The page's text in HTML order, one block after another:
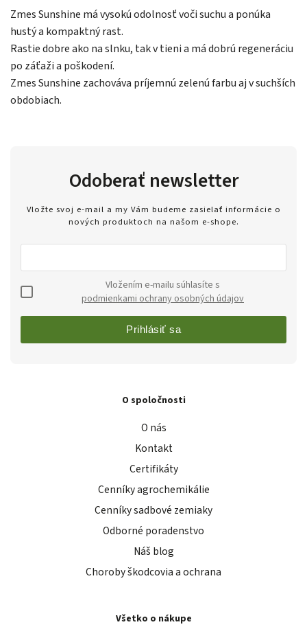
Zmes Sunshine má vysokú odolnosť voči suchu a ponúka
hustý a kompaktný rast.
Rastie dobre ako na slnku, tak v tieni a má dobrú regeneráciu
po záťaži a poškodení.
Zmes Sunshine zachováva príjemnú zelenú farbu aj v suchších
obdobiach.
Odoberať newsletter
Vložte svoj e-mail a my Vám budeme zasielať informácie o
nových produktoch na našom e-shope.
podmienkami ochrany osobných údajov
Prihlásiť sa
O spoločnosti
O nás
Kontakt
Certifikáty
Cenníky agrochemikálie
Cenníky sadbové zemiaky
Odborné poradenstvo
Náš blog
Choroby škodcovia a ochrana
Všetko o nákupe